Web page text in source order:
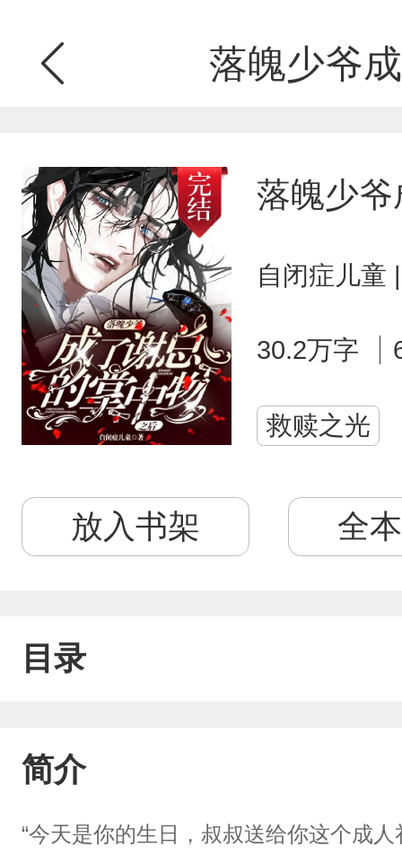
落魄少爷
落魄少
自闭症儿童
30.2万字
救赎之光
放入书架 全
目录
简介
“今天是你的生日，叔叔送给你这个成